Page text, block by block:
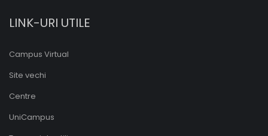
LINK-URI UTILE
Campus Virtual
Site vechi
Centre
UniCampus